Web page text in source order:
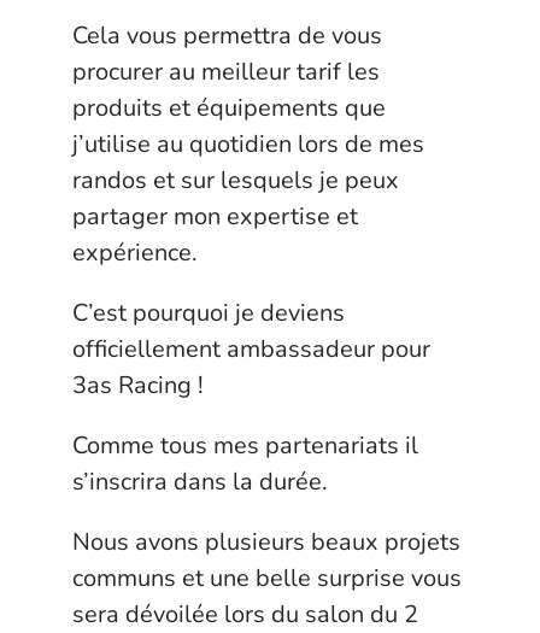
Cela vous permettra de vous
procurer au meilleur tarif les
produits et équipements que
j’utilise au quotidien lors de mes
randos et sur lesquels je peux
partager mon expertise et
expérience.
C’est pourquoi je deviens
officiellement ambassadeur pour
3as Racing !
Comme tous mes partenariats il
s’inscrira dans la durée.
Nous avons plusieurs beaux projets
communs et une belle surprise vous
sera dévoilée lors du salon du 2